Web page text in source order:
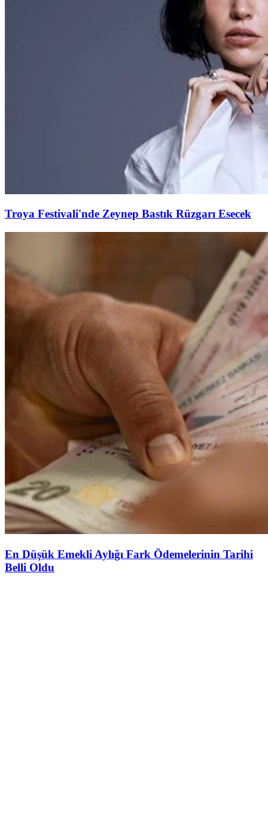
Troya Festivali'nde Zeynep Bastık Rüzgarı Esecek
En Düşük Emekli Aylığı Fark Ödemelerinin Tarihi
Belli Oldu